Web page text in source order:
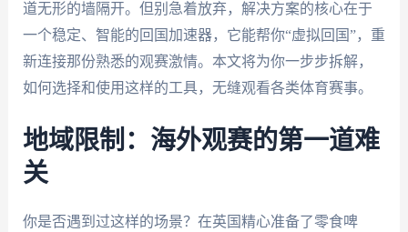
道无形的墙隔开。但别急着放弃，解决方案的核心在于
一个稳定、智能的回国加速器，它能帮你“虚拟回国”，重
新连接那份熟悉的观赛激情。本文将为你一步步拆解，
如何选择和使用这样的工具，无缝观看各类体育赛事。
地域限制：海外观赛的第一道难
关
你是否遇到过这样的场景？在英国精心准备了零食啤